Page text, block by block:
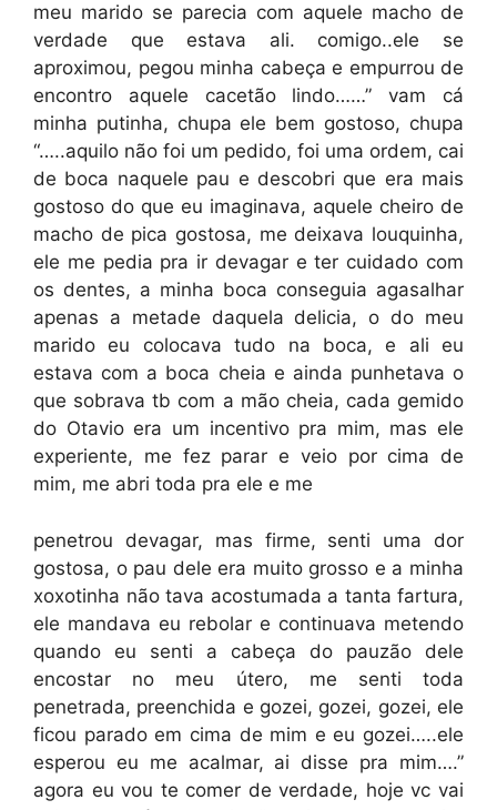
meu marido se parecia com aquele macho de
verdade que estava ali. comigo..ele se
aproximou, pegou minha cabeça e empurrou de
encontro aquele cacetão lindo……” vam cá
minha putinha, chupa ele bem gostoso, chupa
“…..aquilo não foi um pedido, foi uma ordem, cai
de boca naquele pau e descobri que era mais
gostoso do que eu imaginava, aquele cheiro de
macho de pica gostosa, me deixava louquinha,
ele me pedia pra ir devagar e ter cuidado com
os dentes, a minha boca conseguia agasalhar
apenas a metade daquela delicia, o do meu
marido eu colocava tudo na boca, e ali eu
estava com a boca cheia e ainda punhetava o
que sobrava tb com a mão cheia, cada gemido
do Otavio era um incentivo pra mim, mas ele
experiente, me fez parar e veio por cima de
mim, me abri toda pra ele e me
penetrou devagar, mas firme, senti uma dor
gostosa, o pau dele era muito grosso e a minha
xoxotinha não tava acostumada a tanta fartura,
ele mandava eu rebolar e continuava metendo
quando eu senti a cabeça do pauzão dele
encostar no meu útero, me senti toda
penetrada, preenchida e gozei, gozei, gozei, ele
ficou parado em cima de mim e eu gozei…..ele
esperou eu me acalmar, ai disse pra mim….”
agora eu vou te comer de verdade, hoje vc vai